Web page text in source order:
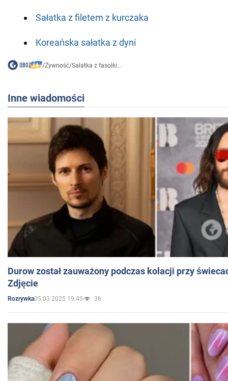
Sałatka z filetem z kurczaka
Koreańska sałatka z dyni
/Żywność/Sałatka z fasolki...
Inne wiadomości
Durow został zauważony podczas kolacji przy
Zdjęcie
Rozrywka05.03.2025 19:45 36